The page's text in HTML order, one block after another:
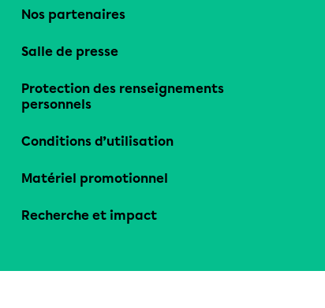
Nos partenaires
Salle de presse
Protection des renseignements
personnels
Conditions d’utilisation
Matériel promotionnel
Recherche et impact